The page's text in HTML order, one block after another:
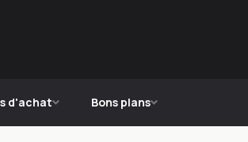
d'achat Bons plans